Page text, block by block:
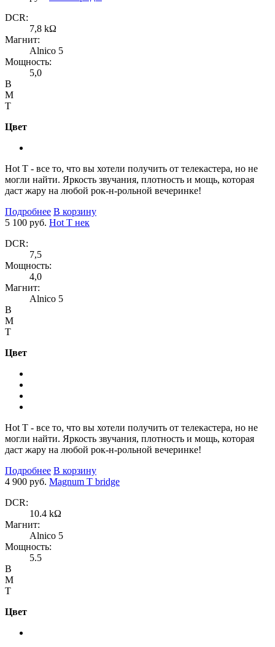
DCR:
7,8 kΩ
Магнит:
Alnico 5
Мощность:
5,0
B
M
T
Цвет
Hot T - все то, что вы хотели получить от телекастера, но не
могли найти. Яркость звучания, плотность и мощь, которая
даст жару на любой рок-н-рольной вечеринке!
Подробнее В корзину
5 100 руб. Hot T нек
DCR:
7,5
Мощность:
4,0
Магнит:
Alnico 5
B
M
T
Цвет
Hot T - все то, что вы хотели получить от телекастера, но не
могли найти. Яркость звучания, плотность и мощь, которая
даст жару на любой рок-н-рольной вечеринке!
Подробнее В корзину
4 900 руб. Magnum T bridge
DCR:
10.4 kΩ
Магнит:
Alnico 5
Мощность:
5.5
B
M
T
Цвет